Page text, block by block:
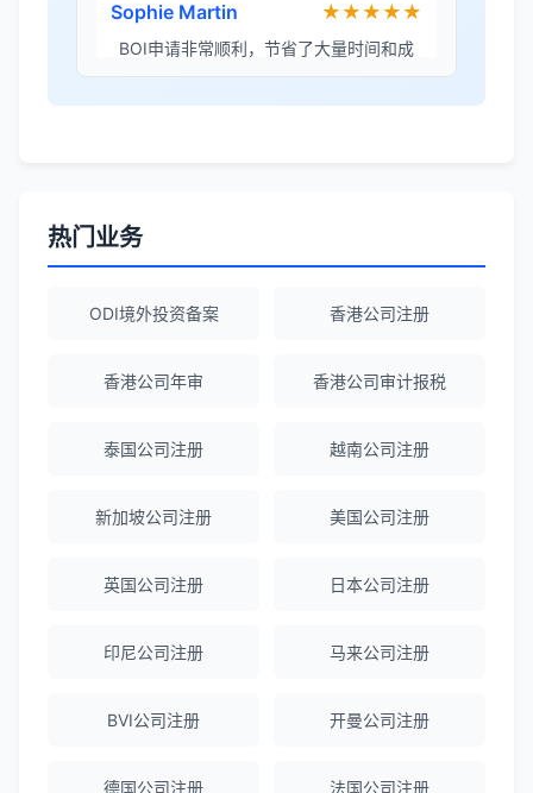
李女士 ★★★★★
境外投资备案流程清晰，顾问非常耐心解
陈经理 ★★★★★
Emma Zhang ★★★★★
越南公司注册全程指导，文件准备非常专
热门业务
ODI境外投资备案 香港公司注册
香港公司年审 香港公司审计报税
泰国公司注册 越南公司注册
新加坡公司注册 美国公司注册
英国公司注册 日本公司注册
印尼公司注册 马来公司注册
BVI公司注册 开曼公司注册
德国公司注册 法国公司注册